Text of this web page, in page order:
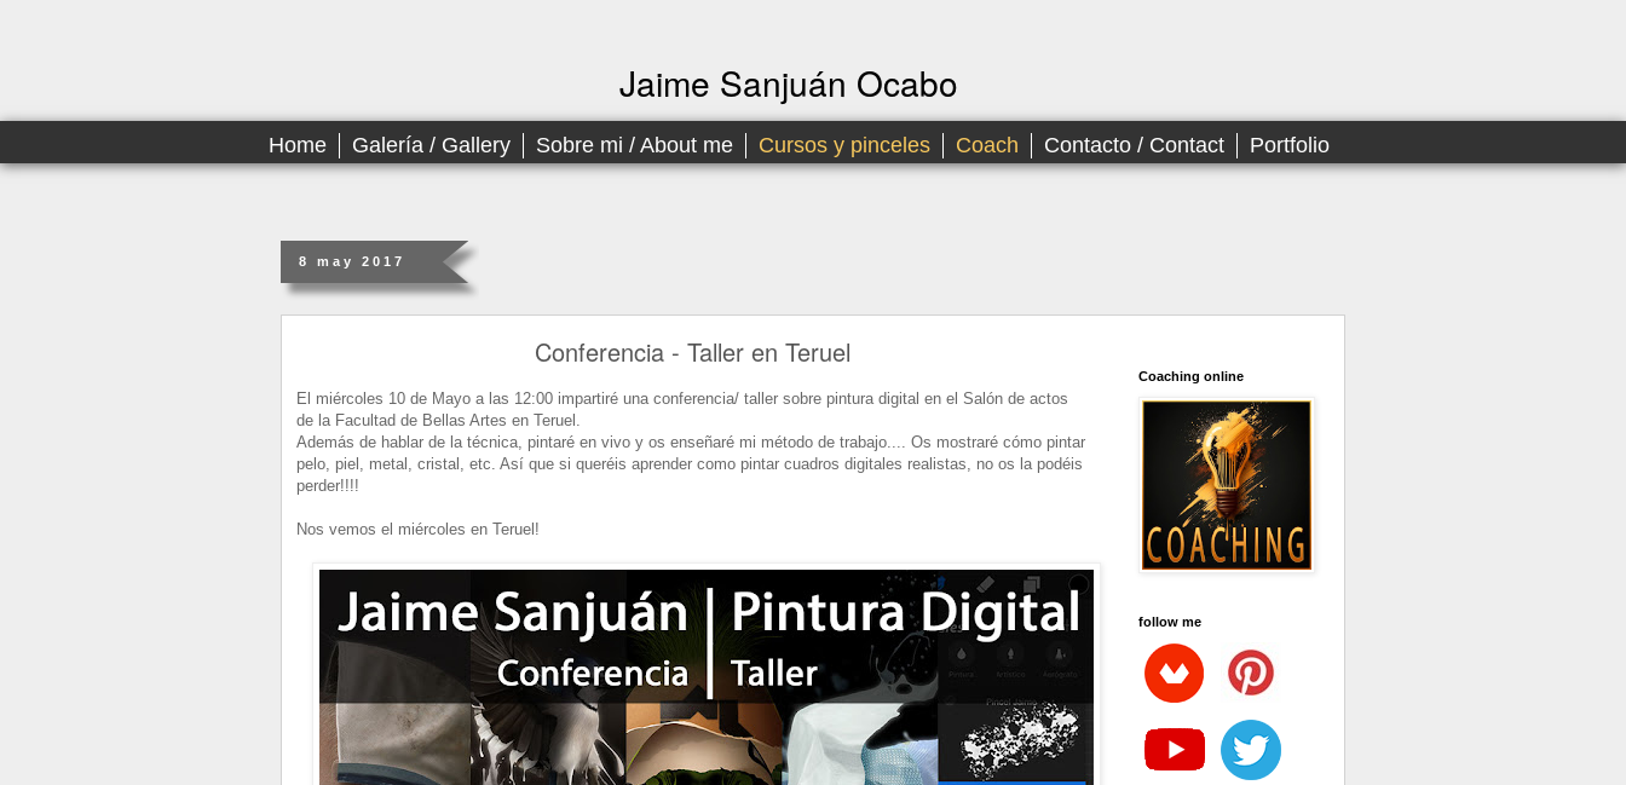
Home Galería / Gallery Sobre mi / About me Cursos y pinceles Coach Contacto / Contact Portfolio
Jaime Sanjuán Ocabo
8 may 2017
Conferencia - Taller en Teruel
El miércoles 10 de Mayo a las 12:00 impartiré una conferencia/ taller sobre pintura digital en el Salón de actos
de la Facultad de Bellas Artes en Teruel.
Además de hablar de la técnica, pintaré en vivo y os enseñaré mi método de trabajo.... Os mostraré cómo pintar
pelo, piel, metal, cristal, etc. Así que si queréis aprender como pintar cuadros digitales realistas, no os la podéis
perder!!!!
Nos vemos el miércoles en Teruel!
Coaching online
follow me